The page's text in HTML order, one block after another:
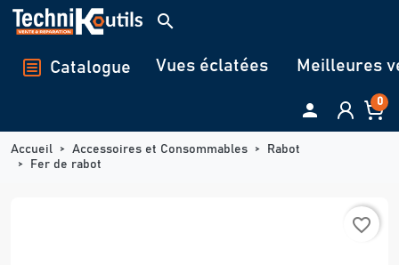
Panneau de gestion des cookies
search
Catalogue Vues éclatées Meilleures
 0
Accueil Accessoires et Consommables
Rabot
Fer de rabot
favorite_border